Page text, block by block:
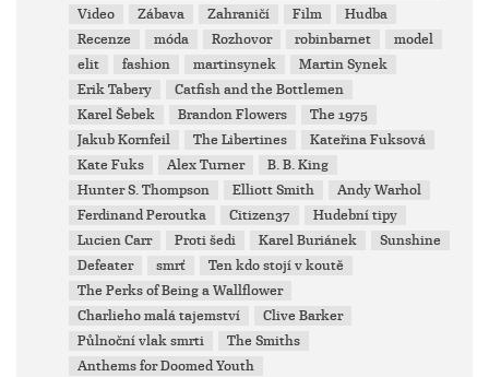
Video
Zábava Zahraničí Film
Hudba
Recenze
móda Rozhovor robinbarnet
model
elit
fashion martinsynek
Martin Synek
Erik Tabery
Catfish and the Bottlemen
Karel Šebek
Brandon Flowers
The 1975
Jakub Kornfeil
The Libertines
Kateřina Fuksová
Kate Fuks
Alex Turner
B. B. King
Hunter S. Thompson
Elliott Smith
Andy Warhol
Ferdinand Peroutka
Citizen37
Hudební tipy
Lucien Carr
Proti šedi Karel Buriánek
Sunshine
Defeater
smrť
Ten kdo stojí v koutě
The Perks of Being a Wallflower
Charlieho malá tajemství
Clive Barker
Půlnoční vlak smrti
The Smiths
Anthems for Doomed Youth